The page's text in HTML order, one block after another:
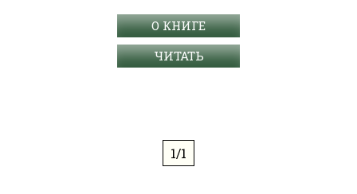
О КНИГЕ
ЧИТАТЬ
1/1